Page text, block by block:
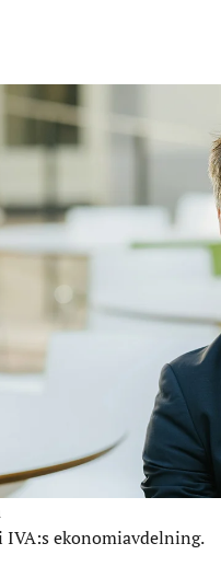
IVA:s ekonomiavdelning.